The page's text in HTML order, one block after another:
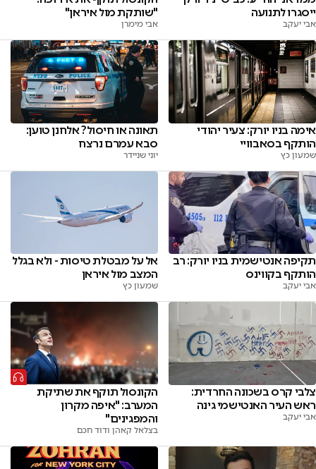
ייסגרו לתנועה
אבי יעקב
"שותקת מול איראן"
אבי מימרן
אימה בניו יורק: צעיר יהודי
הותקף בסאבוויי
שמעון כץ
תאונה או חיסול? אלחנן טוען:
סבא עמרם נרצח
יוני שניידר
תקיפה אנטישמית בניו יורק: רב
הותקף בקווינס
אבי יעקב
אל על מבטלת טיסות - ולא בגלל
המצב מול איראן
שמעון כץ
צלבי קרס בשכונה החרדית:
ראש העיר האנטישמי גינה
אבי יעקב
הקונסול תוקף את שתיקת
המערב: "איפה מקרון
והמפגינים"
בצלאל קאהן ודוד חכם